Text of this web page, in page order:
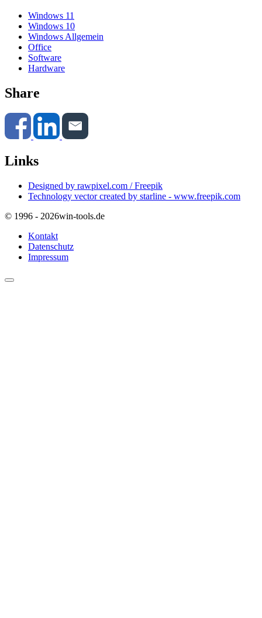
Windows 11
Windows 10
Windows Allgemein
Office
Software
Hardware
Share
Links
Designed by rawpixel.com / Freepik
Technology vector created by starline - www.freepik.com
© 1996 - 2026win-tools.de
Kontakt
Datenschutz
Impressum